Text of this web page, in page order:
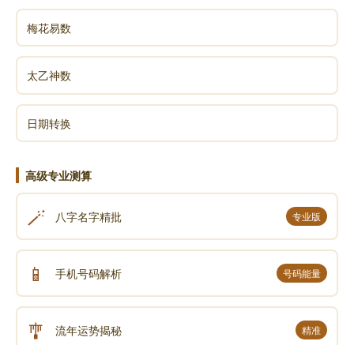
梅花易数
太乙神数
日期转换
高级专业测算
🪄 八字名字精批 专业版
📱 手机号码解析 号码能量
🎐 流年运势揭秘 精准